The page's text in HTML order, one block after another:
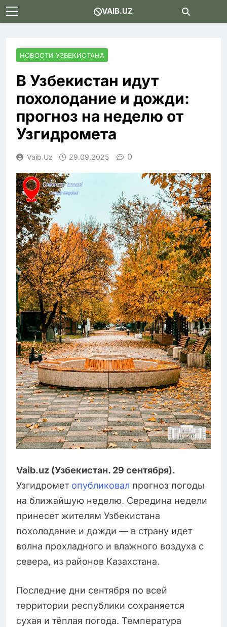
Skip
to
VAIB.UZ
НОВОСТИ УЗБЕКИСТАНА
В Узбекистан идут
похолодание и дожди:
прогноз на неделю от
Узгидромета
Vaib.uz 29.09.2025 0
Vaib.uz (Узбекистан. 29 сентября).
Узгидромет опубликовал прогноз погоды
на ближайшую неделю. Середина недели
принесет жителям Узбекистана
похолодание и дожди — в страну идет
волна прохладного и влажного воздуха с
севера, из районов Казахстана.
Последние дни сентября по всей
территории республики сохраняется
сухая и тёплая погода. Температура